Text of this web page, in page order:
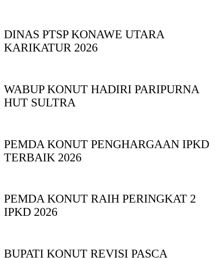
DINAS PTSP KONAWE UTARA
KARIKATUR 2026
WABUP KONUT HADIRI PARIPURNA
HUT SULTRA
PEMDA KONUT PENGHARGAAN IPKD
TERBAIK 2026
PEMDA KONUT RAIH PERINGKAT 2
IPKD 2026
BUPATI KONUT REVISI PASCA